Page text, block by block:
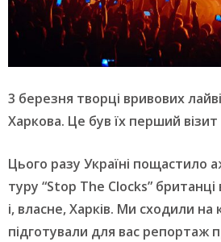
3 березня творці вривових
Харкова. Це був їх перший
Цього разу Україні пощастило
туру “Stop The Clocks” британці
і, власне, Харків. Ми сходили на
підготували для вас репортаж